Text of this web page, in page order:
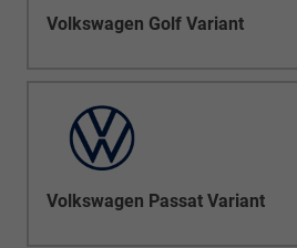
Volkswagen Golf Variant
Volkswagen Passat Variant